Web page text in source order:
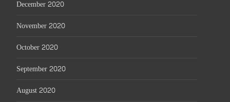
December 2020
November 2020
October 2020
September 2020
August 2020